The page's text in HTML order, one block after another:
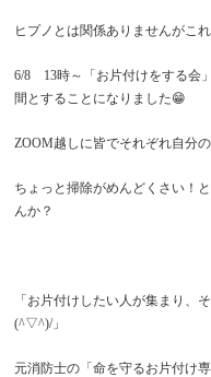
ヒプノとは関係ありませんがこ
6/8 13時～「お片付けをする会
間とすることになりました😁
ZOOM越しに皆でそれぞれ自分
ちょっと掃除がめんどくさい！
んか？
「お片付けしたい人が集まり、
(^▽^)/」
元消防士の「命を守るお片付け